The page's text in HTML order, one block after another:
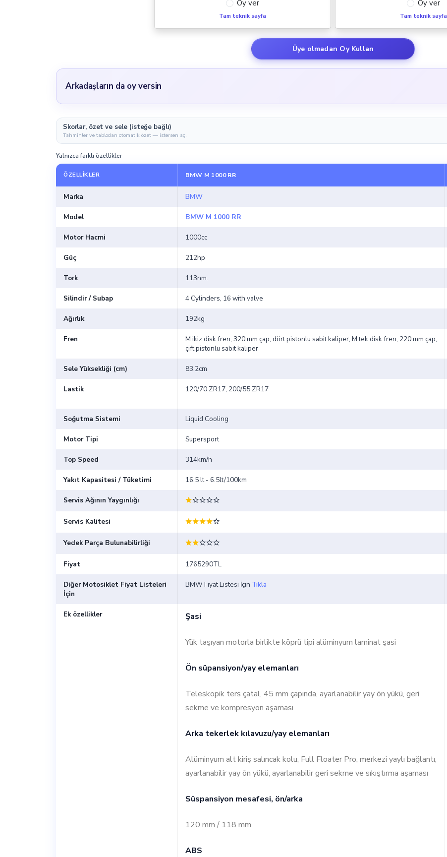
Oy ver
Tam teknik sayfa
Oy ver
Tam teknik sayfa
Üye olmadan Oy Kullan
Arkadaşların da oy versin
Skorlar, özet ve sele (isteğe bağlı)
Tahminler ve tablodan otomatik özet — istersen aç.
Yalnızca farklı özellikler
ÖZELLIKLER BMW M 1000 RR
Marka BMW
Model BMW M 1000 RR
Motor Hacmi 1000cc
Güç 212hp
Tork 113nm.
Silindir / Subap 4 Cylinders, 16 with valve
Ağırlık 192kg
Fren
M ikiz disk fren, 320 mm çap, dört pistonlu sabit kaliper, M tek disk fren, 220 mm çap,
çift pistonlu sabit kaliper
Sele Yüksekliği (cm) 83.2cm
Lastik 120/70 ZR17, 200/55 ZR17
Soğutma Sistemi Liquid Cooling
Motor Tipi Supersport
Top Speed 314km/h
Yakıt Kapasitesi / Tüketimi 16.5 lt - 6.5lt/100km
Servis Ağının Yaygınlığı
Servis Kalitesi
Yedek Parça Bulunabilirliği
Fiyat 1765290TL
Diğer Motosiklet Fiyat Listeleri
İçin
BMW Fiyat Listesi İçin Tıkla
Ek özellikler Şasi
Yük taşıyan motorla birlikte köprü tipi alüminyum laminat şasi
Ön süpansiyon/yay elemanları
Teleskopik ters çatal, 45 mm çapında, ayarlanabilir yay ön yükü, geri
sekme ve kompresyon aşaması
Arka tekerlek kılavuzu/yay elemanları
Alüminyum alt kiriş salıncak kolu, Full Floater Pro, merkezi yaylı bağlantı,
ayarlanabilir yay ön yükü, ayarlanabilir geri sekme ve sıkıştırma aşaması
Süspansiyon mesafesi, ön/arka
120 mm / 118 mm
ABS